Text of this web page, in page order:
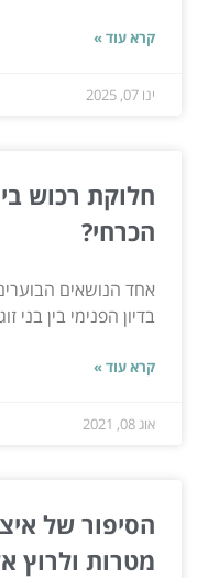
קרא עוד »
ינו 07, 2025
חלוקת רכוש
הכרחי?
אחד הנושאים
בדיון הפנימי בין בני
קרא עוד »
אוג 08, 2021
הסיפור של
מטרות ולרוץ